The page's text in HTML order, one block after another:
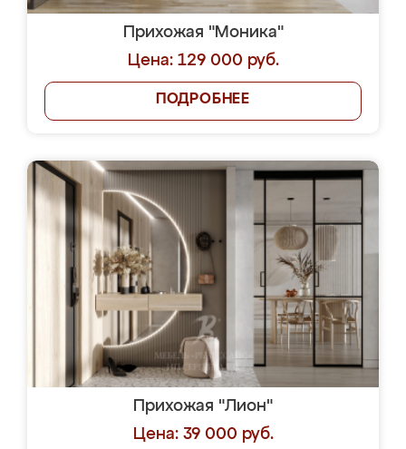
Прихожая "Моника"
Цена: 129 000 руб.
ПОДРОБНЕЕ
Прихожая "Лион"
Цена: 39 000 руб.